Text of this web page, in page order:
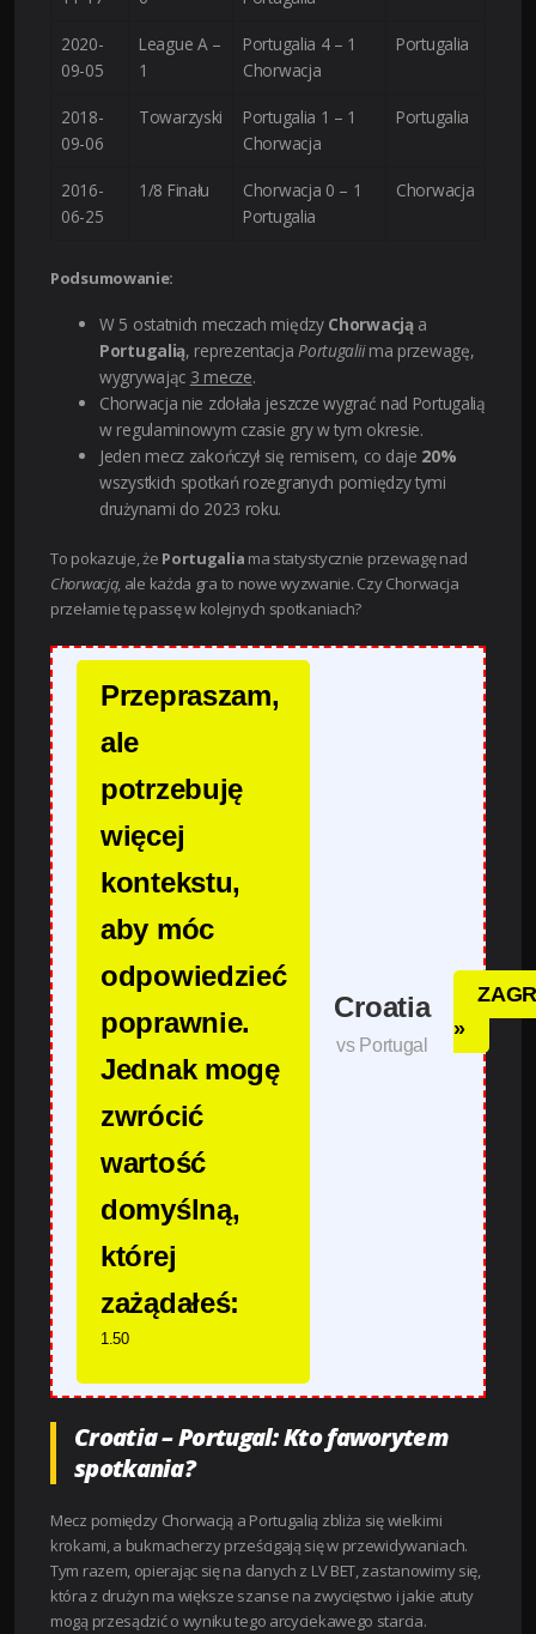
2020-
09-05
League A –
1
Portugalia 4 – 1
Chorwacja
Portugalia
2018-
09-06
Towarzyski
Portugalia 1 – 1
Chorwacja
Portugalia
2016-
06-25
1/8 Finału
Chorwacja 0 – 1
Portugalia
Chorwacja
Podsumowanie:
W 5 ostatnich meczach między Chorwacjąa
Portugalią, reprezentacja Portugaliima przewagę,
wygrywając 3 mecze.
Chorwacja nie zdołała jeszcze wygrać nad Portugalią
w regulaminowym czasie gry w tym okresie.
Jeden mecz zakończył się remisem, co daje 20%
wszystkich spotkań rozegranych pomiędzy tymi
drużynami do 2023 roku.
To pokazuje, że Portugalia ma statystycznie przewagę nad
Chorwacją, ale każda gra to nowe wyzwanie. Czy Chorwacja
przełamie tę passę w kolejnych spotkaniach?
Przepraszam,
ale
potrzebuję
więcej
kontekstu,
aby móc
odpowiedzieć
poprawnie.
Jednak mogę
zwrócić
wartość
domyślną,
której
zażądałeś:
1.50
Croatia
vs Portugal
»
Croatia – Portugal: Kto faworytem
spotkania?
Mecz pomiędzy Chorwacją a Portugalią zbliża się wielkimi
krokami, a bukmacherzy prześcigają się w przewidywaniach.
Tym razem, opierając się na danych z LV BET, zastanowimy się,
która z drużyn ma większe szanse na zwycięstwo i jakie atuty
mogą przesądzić o wyniku tego arcyciekawego starcia.